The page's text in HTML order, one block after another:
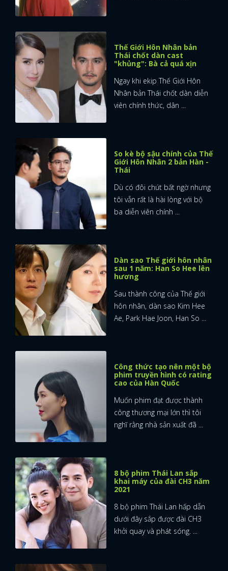
Thế Giới Hôn Nhân bản
Thái chốt dàn cast
"khủng": Bà cả quá xịn
Ngay khi ekip Thế Giới Hôn
Nhân bản Thái chốt dàn diễn
viên chính thức, dân ...
So kè bộ sậu chính của Thế
Giới Hôn Nhân 2 bản Hàn -
Thái
Dù có đôi chút bất ngờ nhưng
tôi vẫn rất là hài lòng với bộ
ba diễn viên chính ...
Dàn sao Thế giới hôn nhân
sau 1 năm: Han So Hee lên
hương
Sau thành công của Thế giới
hôn nhân, dàn sao Kim Hee
Ae, Park Hae Joon, Han So ...
Công thức tạo nên một bộ
phim truyền hình có rating
cao của Hàn Quốc
Muốn phim đạt được thành
công thương mại lớn thì tôi
nghĩ rằng nhà sản xuất đã ...
8 bộ phim Thái Lan sắp
khai máy của đài CH3 năm
2021
8 bộ phim Thái Lan hấp dẫn
dưới đây sắp được đài CH3
khởi quay và phát sóng. ...